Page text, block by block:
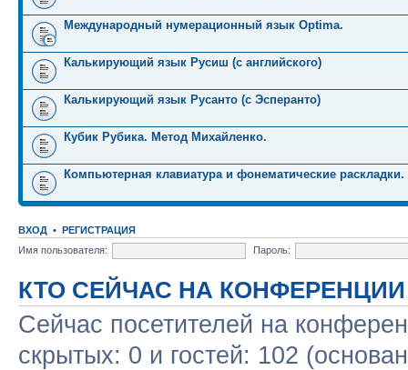
Международный нумерационный язык Optima.
Калькирующий язык Русиш (с английского)
Калькирующий язык Русанто (с Эсперанто)
Кубик Рубика. Метод Михайленко.
Компьютерная клавиатура и фонематические раскладки.
ВХОД • РЕГИСТРАЦИЯ
Имя пользователя:
Пароль:
КТО СЕЙЧАС НА КОНФЕРЕНЦИИ
Сейчас посетителей на
скрытых: 0 и гостей: 102